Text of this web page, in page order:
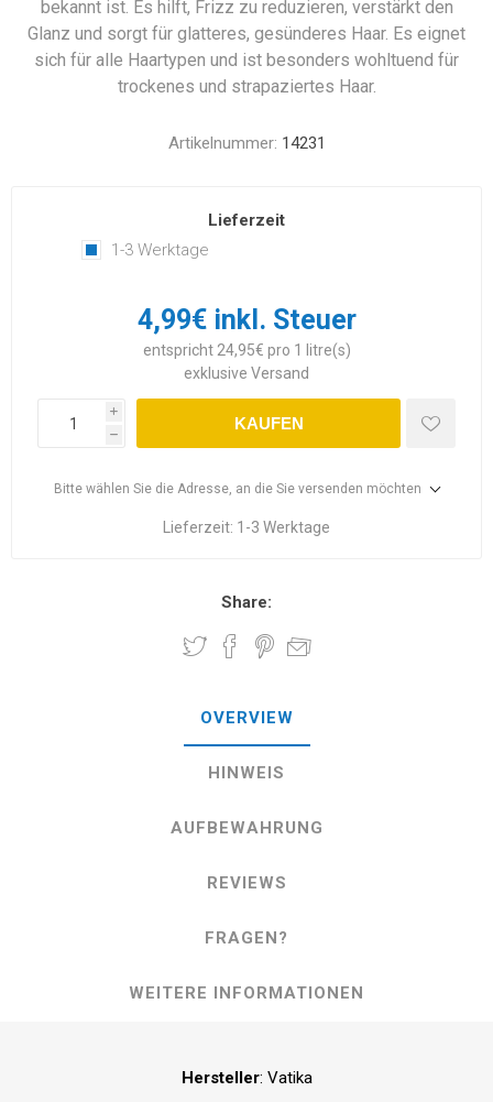
bekannt ist. Es hilft, Frizz zu reduzieren, verstärkt den
Glanz und sorgt für glatteres, gesünderes Haar. Es eignet
sich für alle Haartypen und ist besonders wohltuend für
trockenes und strapaziertes Haar.
Artikelnummer: 14231
Lieferzeit
1-3 Werktage
4,99€ inkl. Steuer
entspricht 24,95€ pro 1 litre(s)
exklusive Versand
i
h
KAUFEN
Bitte wählen Sie die Adresse, an die Sie versenden möchten
Lieferzeit: 1-3 Werktage
Share:
OVERVIEW
HINWEIS
AUFBEWAHRUNG
REVIEWS
FRAGEN?
WEITERE INFORMATIONEN
Hersteller: Vatika